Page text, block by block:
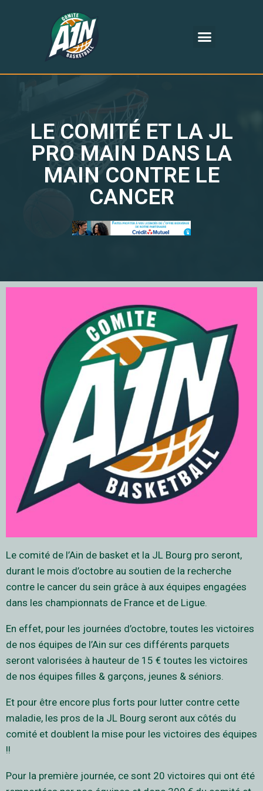
LE COMITÉ ET LA JL
PRO MAIN DANS LA
MAIN CONTRE LE
CANCER
Le comité de l’Ain de basket et la JL Bourg pro seront,
durant le mois d’octobre au soutien de la recherche
contre le cancer du sein grâce à aux équipes engagées
dans les championnats de France et de Ligue.
En effet, pour les journées d’octobre, toutes les victoires
de nos équipes de l’Ain sur ces différents parquets
seront valorisées à hauteur de 15 € toutes les victoires
de nos équipes filles & garçons, jeunes & séniors.
Et pour être encore plus forts pour lutter contre cette
maladie, les pros de la JL Bourg seront aux côtés du
comité et doublent la mise pour les victoires des équipes
!!
Pour la première journée, ce sont 20 victoires qui ont été